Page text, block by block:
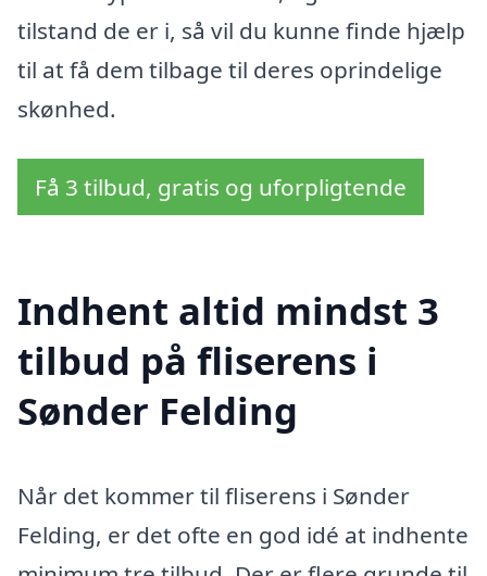
tilstand de er i, så vil du kunne finde hjælp
til at få dem tilbage til deres oprindelige
skønhed.
Få 3 tilbud, gratis og uforpligtende
Indhent altid mindst 3
tilbud på fliserens i
Sønder Felding
Når det kommer til fliserens i Sønder
Felding, er det ofte en god idé at indhente